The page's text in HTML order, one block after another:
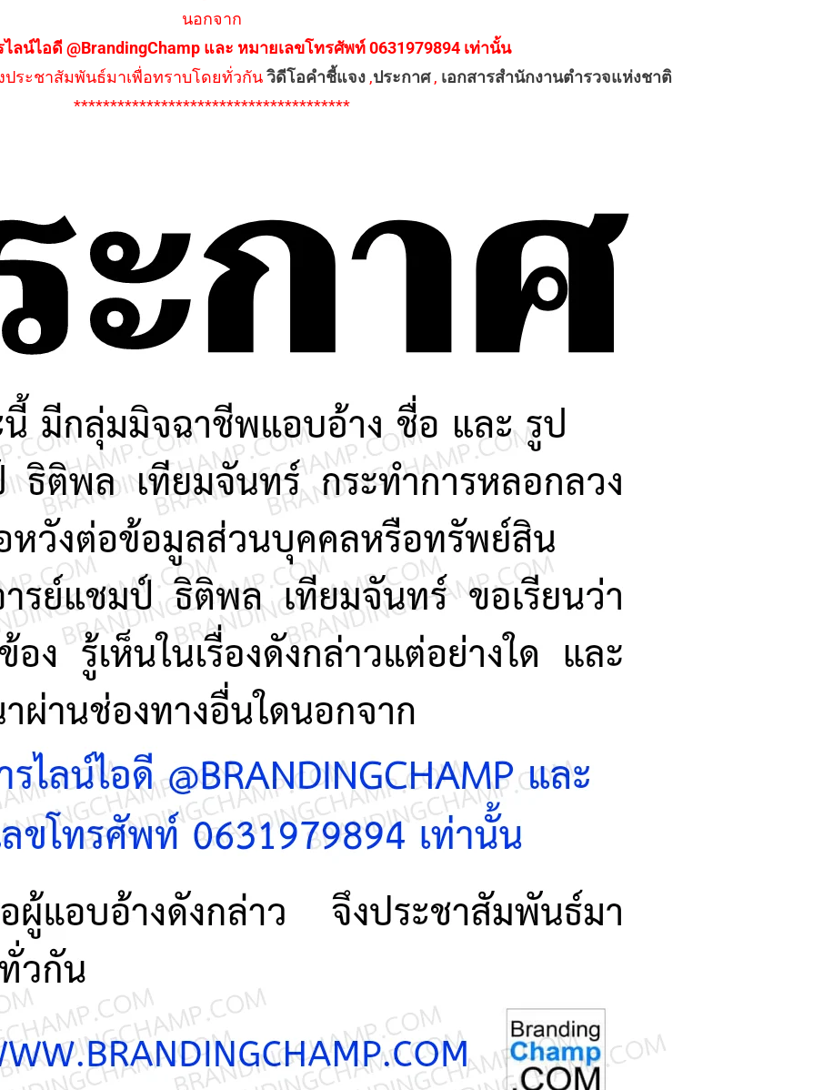
นอกจาก
ลน์ไอดี @BrandingChamp และ หมายเลขโทรศัพท์ 0631979894 เท่านั้น
ประชาสัมพันธ์มาเพื่อทราบโดยทั่วกันวิดีโอคำชี้แจง,ประกาศ, เอกสารสำนักงานตำรวจแห่งชาติ
**************************************